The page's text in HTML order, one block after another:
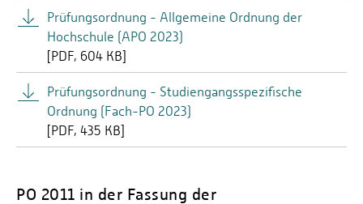
Prüfungsordnung - Allgemeine Ordnung der
Hochschule (APO 2023)
[PDF 604 KB]
Prüfungsordnung - Studiengangsspezifische
Ordnung (Fach-PO 2023)
[PDF 435 KB]
PO 2011 in der Fassung der